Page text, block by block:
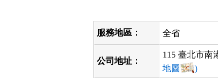
服務地區： 全省
公司地址：
115 臺北市南
地圖
)